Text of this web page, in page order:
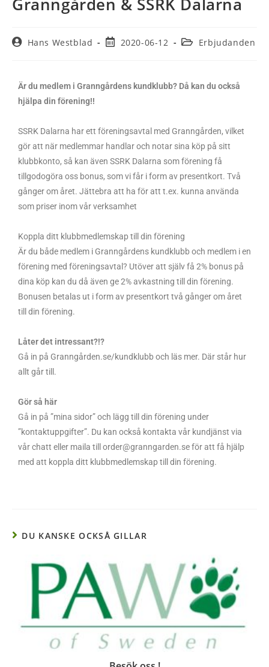
Granngården & SSRK Dalarna
Hans Westblad 2020-06-12 Erbjudanden
Är du medlem i Granngårdens kundklubb? Då kan du också
hjälpa din förening!!
SSRK Dalarna har ett föreningsavtal med Granngården, vilket
gör att när medlemmar handlar och notar sina köp på sitt
klubbkonto, så kan även SSRK Dalarna som förening få
tillgodogöra oss bonus, som vi får i form av presentkort. Två
gånger om året. Jättebra att ha för att t.ex. kunna använda
som priser inom vår verksamhet
Koppla ditt klubbmedlemskap till din förening
Är du både medlem i Granngårdens kundklubb och medlem i en
förening med föreningsavtal? Utöver att själv få 2% bonus på
dina köp kan du då även ge 2% avkastning till din förening.
Bonusen betalas ut i form av presentkort två gånger om året
till din förening.
Låter det intressant?!?
Gå in på Granngården.se/kundklubb och läs mer. Där står hur
allt går till.
Gör så här
Gå in på ”mina sidor” och lägg till din förening under
”kontaktuppgifter”. Du kan också kontakta vår kundjänst via
vår chatt eller maila till order@granngarden.se för att få hjälp
med att koppla ditt klubbmedlemskap till din förening.
DU KANSKE OCKSÅ GILLAR